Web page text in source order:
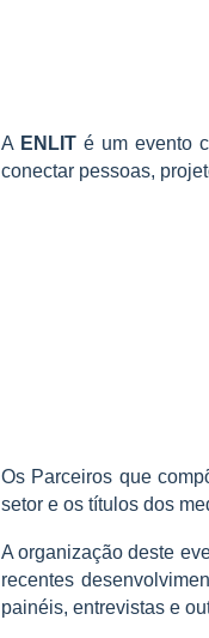
A ENLIT é um evento
conectar pessoas,
Os Parceiros que
setor e os títulos dos
A organização deste
recentes
painéis, entrevistas e